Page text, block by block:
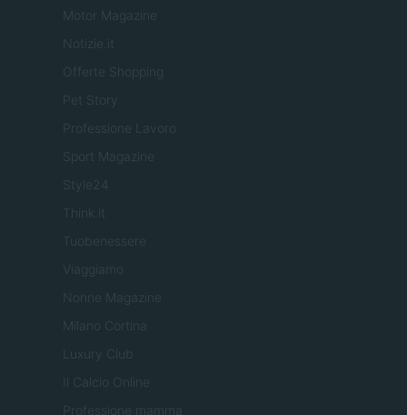
Motor Magazine
Notizie.it
Offerte Shopping
Pet Story
Professione Lavoro
Sport Magazine
Style24
Think.it
Tuobenessere
Viaggiamo
Nonne Magazine
Milano Cortina
Luxury Club
Il Calcio Online
Professione mamma